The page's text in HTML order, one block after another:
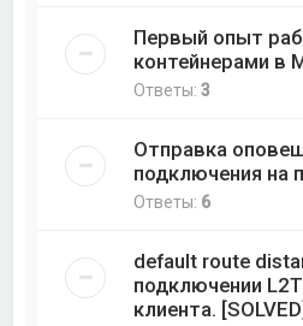
Первый опыт
контейнерами в
Ответы:3
Отправка
подключения на
Ответы: 6
default route
подключении
клиента.